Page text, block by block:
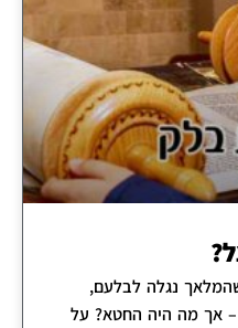
נגלה לבלעם,
אך מה היה החטא? על